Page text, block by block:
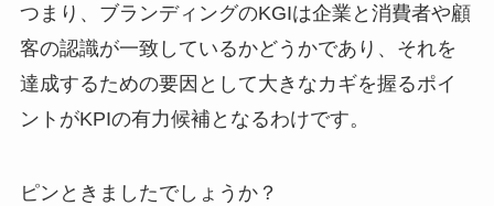
つまり、ブランディングのKGIは企業と消費者や顧
客の認識が一致しているかどうかであり、それを
達成するための要因として大きなカギを握るポイ
ントがKPIの有力候補となるわけです。
ピンときましたでしょうか？